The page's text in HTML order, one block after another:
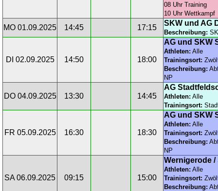
08 Uhr Training
10 Uhr Wettkampf
MO 01.09.2025 14:45 17:15
SKW und AG
Beschreibung:
DI 02.09.2025 14:50 18:00
AG und SKW
Athleten: Alle
Trainingsort:
Beschreibung:
NP
DO 04.09.2025 13:30 14:45
AG
Athleten: Alle
Trainingsort:
FR 05.09.2025 16:30 18:30
AG und SKW
Athleten: Alle
Trainingsort:
Beschreibung:
NP
SA 06.09.2025 09:15 15:00
Wernigerode
Athleten: Alle
Trainingsort:
Beschreibung: